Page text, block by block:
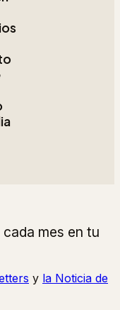
mes en tu
y la Noticia de